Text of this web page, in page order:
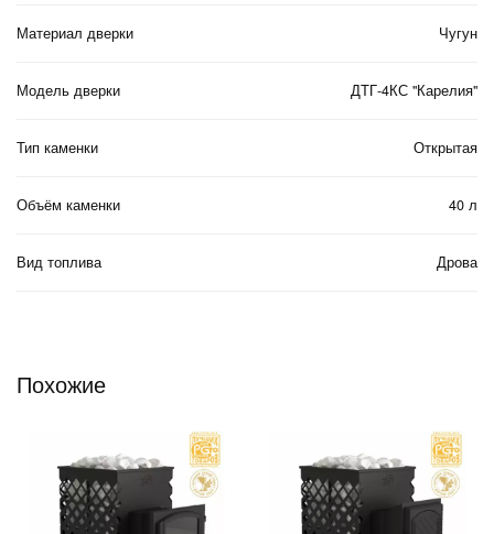
Материал дверки Чугун
Модель дверки ДТГ-4КС "Карелия"
Тип каменки Открытая
Объём каменки 40 л
Вид топлива Дрова
Похожие